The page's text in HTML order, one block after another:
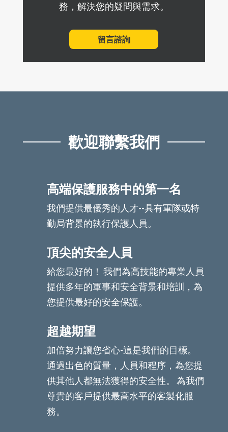
務，解決您的疑問與需求。
留言諮詢
歡迎聯繫我們
高端保護服務中的第一名
我們提供最優秀的人才--具有軍隊或特
勤局背景的執行保護人員。
頂尖的安全人員
給您最好的！ 我們為高技能的專業人員
提供多年的軍事和安全背景和培訓，為
您提供最好的安全保護。
超越期望
加倍努力讓您省心-這是我們的目標。
通過出色的質量，人員和程序，為您提
供其他人都無法獲得的安全性。 為我們
尊貴的客戶提供最高水平的客製化服
務。